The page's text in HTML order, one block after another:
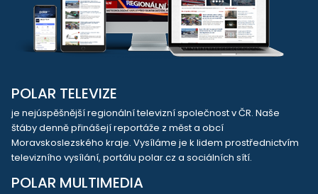
POLAR TELEVIZE
je nejúspěšnější regionální televizní společnost v ČR. Naše
štáby denně přinášejí reportáže z měst a obcí
Moravskoslezského kraje. Vysíláme je k lidem prostřednictvím
televizního vysílání, portálu polar.cz a sociálních sítí.
POLAR MULTIMEDIA